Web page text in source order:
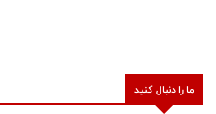
ما را دنبال کنید